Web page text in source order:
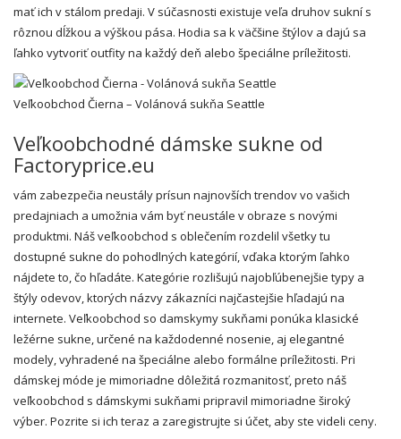
mať ich v stálom predaji. V súčasnosti existuje veľa druhov sukní s
rôznou dĺžkou a výškou pása. Hodia sa k väčšine štýlov a dajú sa
ľahko vytvoriť outfity na každý deň alebo špeciálne príležitosti.
Veľkoobchod Čierna – Volánová sukňa Seattle
Veľkoobchodné dámske sukne od
Factoryprice.eu
vám zabezpečia neustály prísun najnovších trendov vo vašich
predajniach a umožnia vám byť neustále v obraze s novými
produktmi. Náš veľkoobchod s oblečením rozdelil všetky tu
dostupné sukne do pohodlných kategórií, vďaka ktorým ľahko
nájdete to, čo hľadáte. Kategórie rozlišujú najobľúbenejšie typy a
štýly odevov, ktorých názvy zákazníci najčastejšie hľadajú na
internete. Veľkoobchod so damskymy sukňami ponúka klasické
ležérne sukne, určené na každodenné nosenie, aj elegantné
modely, vyhradené na špeciálne alebo formálne príležitosti. Pri
dámskej móde je mimoriadne dôležitá rozmanitosť, preto náš
veľkoobchod s dámskymi sukňami pripravil mimoriadne široký
výber. Pozrite si ich teraz a zaregistrujte si účet, aby ste videli ceny.